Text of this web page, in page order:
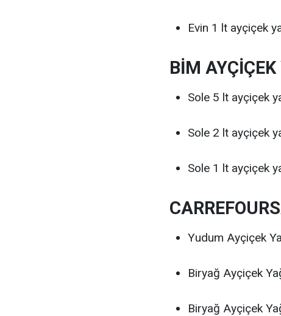
Evin 1 lt ayçiçek
BİM
Sole 5 lt ayçiçek
Sole 2 lt ayçiçek
Sole 1 lt ayçiçek
Yudum Ayçiçek
Biryağ Ayçiçek
Biryağ Ayçiçek